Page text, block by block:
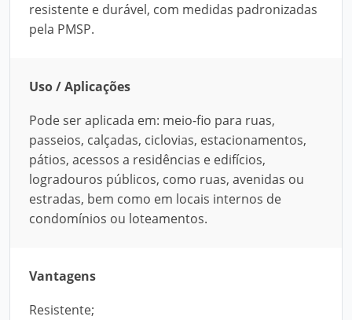
resistente e durável, com medidas padronizadas
pela PMSP.
Uso / Aplicações
Pode ser aplicada em: meio-fio para ruas,
passeios, calçadas, ciclovias, estacionamentos,
pátios, acessos a residências e edifícios,
logradouros públicos, como ruas, avenidas ou
estradas, bem como em locais internos de
condomínios ou loteamentos.
Vantagens
Resistente;